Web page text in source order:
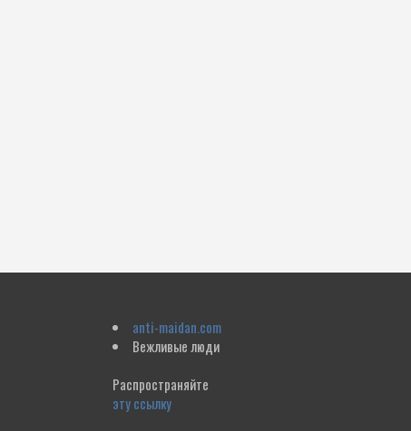
anti-maidan.com
Вежливые люди
Распространяйте
эту ссылку